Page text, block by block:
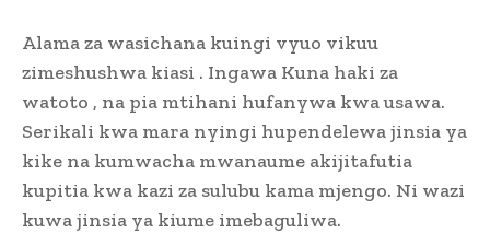
Alama za wasichana kuingi vyuo vikuu
zimeshushwa kiasi . Ingawa Kuna haki za
watoto , na pia mtihani hufanywa kwa usawa.
Serikali kwa mara nyingi hupendelewa jinsia ya
kike na kumwacha mwanaume akijitafutia
kupitia kwa kazi za sulubu kama mjengo. Ni wazi
kuwa jinsia ya kiume imebaguliwa.